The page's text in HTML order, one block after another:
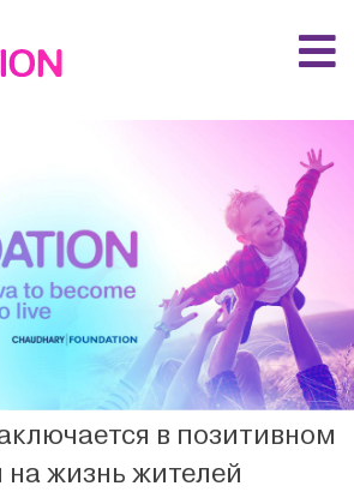
в позитивном
на жизнь жителей